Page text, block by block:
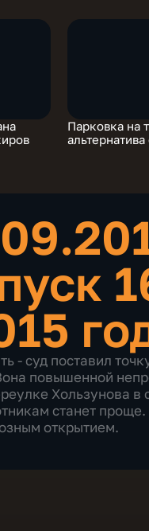
Парковка на
альтернатива
- суд поставил
повышенной
Хользунова в
станет
открытием.